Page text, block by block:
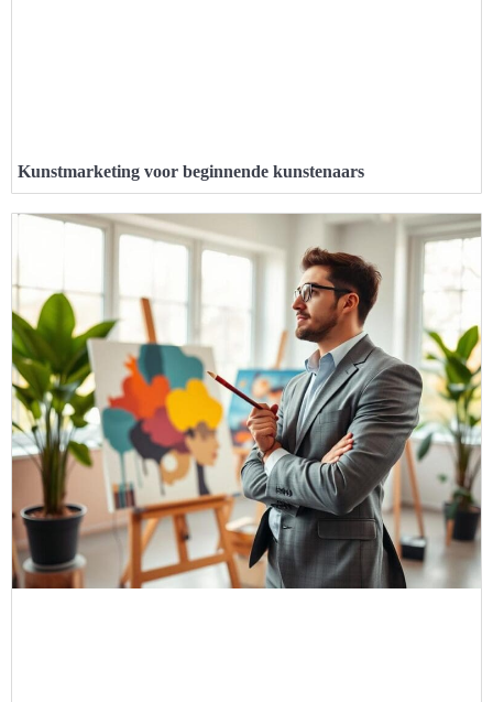
Kunstmarketing voor beginnende kunstenaars